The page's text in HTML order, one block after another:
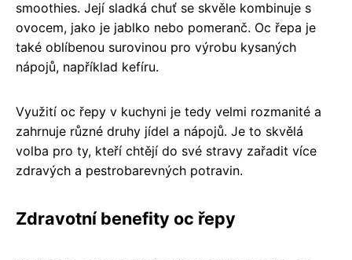
smoothies. Její sladká chuť se skvěle kombinuje s
ovocem, jako je jablko nebo pomeranč. Oc řepa je
také oblíbenou surovinou pro výrobu kysaných
nápojů, například kefíru.
Využití oc řepy v kuchyni je tedy velmi rozmanité a
zahrnuje různé druhy jídel a nápojů. Je to skvělá
volba pro ty, kteří chtějí do své stravy zařadit více
zdravých a pestrobarevných potravin.
Zdravotní benefity oc řepy